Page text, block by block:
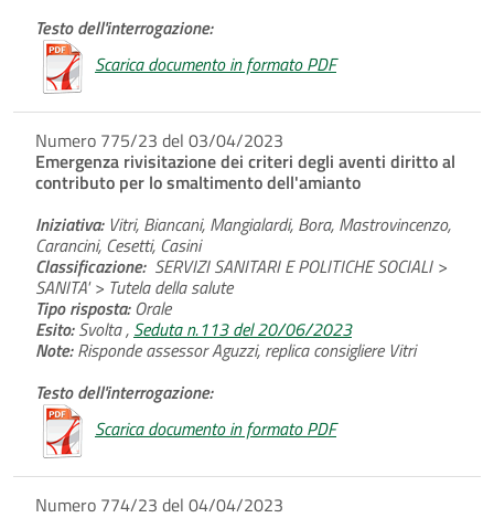
Testo dell'interrogazione:
Scarica documento in formato PDF
Numero 775/23 del 03/04/2023
Emergenza rivisitazione dei criteri degli aventi diritto al
contributo per lo smaltimento dell'amianto
Iniziativa:Vitri, Biancani, Mangialardi, Bora, Mastrovincenzo,
Carancini, Cesetti, Casini
Classificazione: SERVIZI SANITARI E POLITICHE SOCIALI >
SANITA' > Tutela della salute
Tipo risposta:Orale
Esito:Svolta , Seduta n.113 del 20/06/2023
Note:Risponde assessor Aguzzi, replica consigliere Vitri
Testo dell'interrogazione:
Scarica documento in formato PDF
Numero 774/23 del 04/04/2023